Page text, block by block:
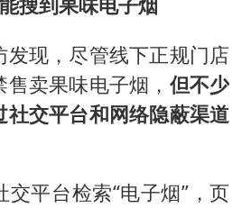
发现，尽管线下正规门店
卖果味电子烟， 但不少
社交平台和网络隐蔽渠道
平台检索“电子烟”，页